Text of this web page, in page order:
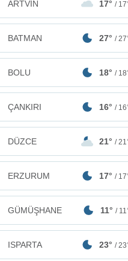
ARTVİN 17° /
BATMAN 27° /
BOLU 18° /
ÇANKIRI 16° /
DÜZCE 21° /
ERZURUM 17° /
GÜMÜŞHANE 11° /
ISPARTA 23° /